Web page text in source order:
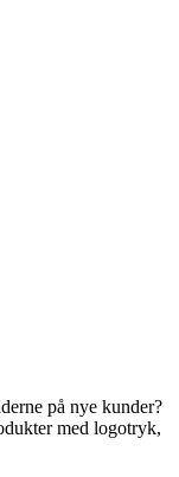
på nye kunder?
med logotryk,